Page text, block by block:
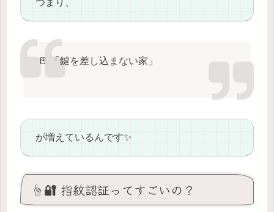
🚪 「鍵を差し込まない家」
が増えているんです✨
☝️🔐 指紋認証ってすごいの？